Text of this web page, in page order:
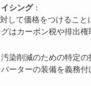
シング：
して価格をつけるこ
はカーボン税や排出
染削減のための特定
ーターの装備を義務付